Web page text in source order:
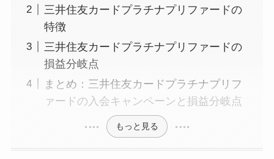
三井住友カードプラチナプリファードの
特徴
三井住友カードプラチナプリファードの
損益分岐点
まとめ：三井住友カードプラチナプリフ
ァードの入会キャンペーンと損益分岐点
もっと見る